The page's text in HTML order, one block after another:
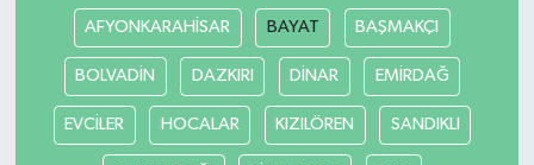
AFYONKARAHİSAR BAYAT BAŞMAKÇI
BOLVADİN DAZKIRI DİNAR EMİRDAĞ
EVCİLER HOCALAR KIZILÖREN SANDIKLI